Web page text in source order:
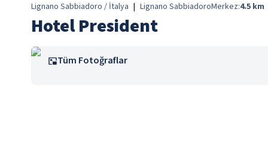
Lignano Sabbiadoro / İtalya | Lignano SabbiadoroMerkez:4.5 km
Hotel President
Tüm Fotoğraflar